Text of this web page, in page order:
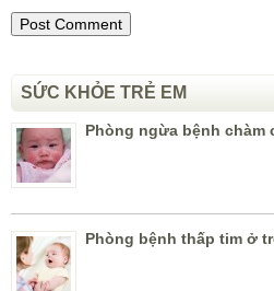
SỨC KHỎE PHỤ NỮ
Tác hại của những cơn